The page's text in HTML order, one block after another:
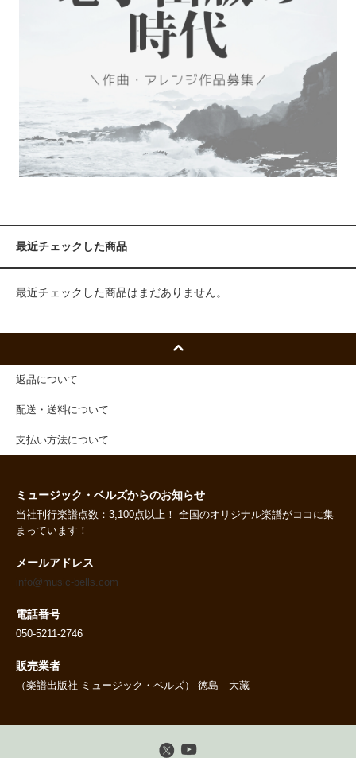
最近チェックした商品
最近チェックした商品はまだありません。
返品について
配送・送料について
支払い方法について
ミュージック・ベルズからのお知らせ
当社刊行楽譜点数：3,100点以上！ 全国のオリジナル楽譜がココに集
まっています！
メールアドレス
info@music-bells.com
電話番号
050-5211-2746
販売業者
（楽譜出版社 ミュージック・ベルズ） 徳島 大藏